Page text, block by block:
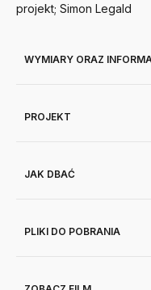
projekt; Simon Legald
WYMIARY ORAZ
PROJEKT
JAK DBAĆ
PLIKI DO POBRANIA